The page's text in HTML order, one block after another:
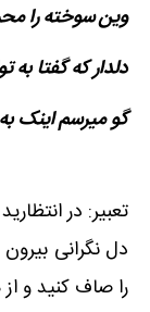
وین سوخته را
دلدار که گفتا
گو می​رسم اینک
تعبیر: در
دل نگرانی
را صاف کنید و